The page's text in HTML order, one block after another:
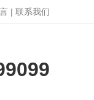
| 联系我们